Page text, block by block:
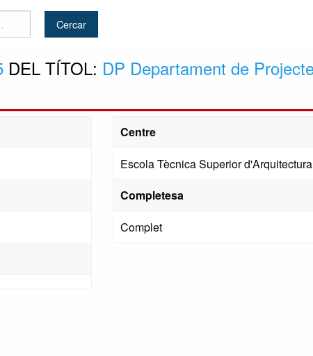
DEL TÍTOL: DP Departament de
Centre
Escola Tècnica Superior
Completesa
Complet